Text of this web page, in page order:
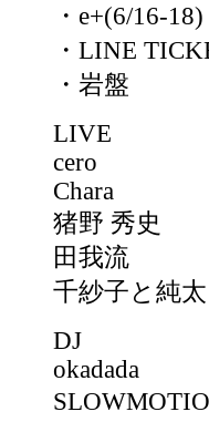
・e+(6/16-18)
・LINE
・岩盤
LIVE
cero
Chara
猪野 秀史
田我流
千紗子と純太
DJ
okadada